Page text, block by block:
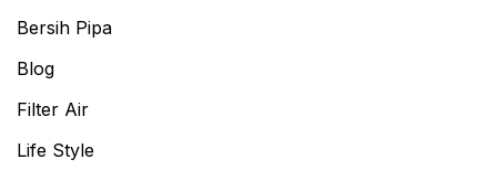
Bersih Pipa
Blog
Filter Air
Life Style